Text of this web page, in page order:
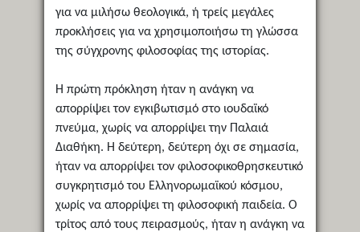
για να μιλήσω θεολογικά, ή τρείς μεγάλες
προκλήσεις για να χρησιμοποιήσω τη γλώσσα
της σύγχρονης φιλοσοφίας της ιστορίας.
Η πρώτη πρόκληση ήταν η ανάγκη να
απορρίψει τον εγκιβωτισμό στο ιουδαϊκό
πνεύμα, χωρίς να απορρίψει την Παλαιά
Διαθήκη. Η δεύτερη, δεύτερη όχι σε σημασία,
ήταν να απορρίψει τον φιλοσοφικοθρησκευτικό
συγκρητισμό του Ελληνορωμαϊκού κόσμου,
χωρίς να απορρίψει τη φιλοσοφική παιδεία. Ο
τρίτος από τους πειρασμούς, ήταν η ανάγκη να